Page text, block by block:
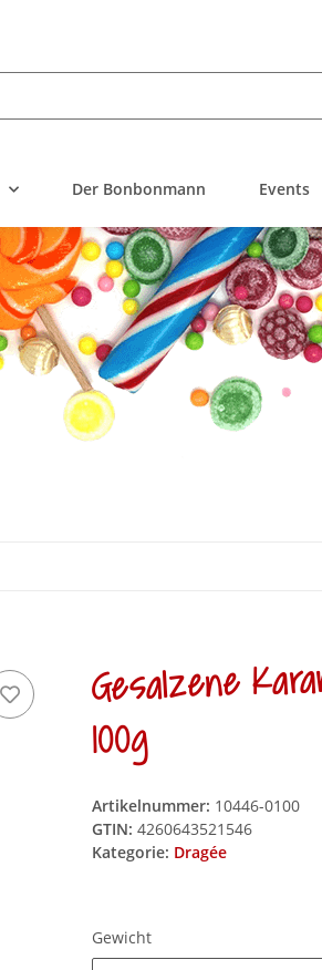
Der Bonbonmann Events
Gesalzene
100g
Artikelnummer: 10446-0100
GTIN: 4260643521546
Kategorie: Dragée
Gewicht